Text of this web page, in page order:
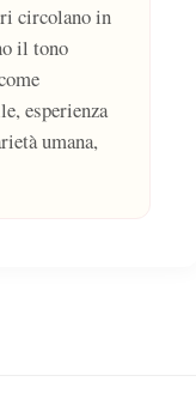
circolano in
il tono
esperienza
umana,